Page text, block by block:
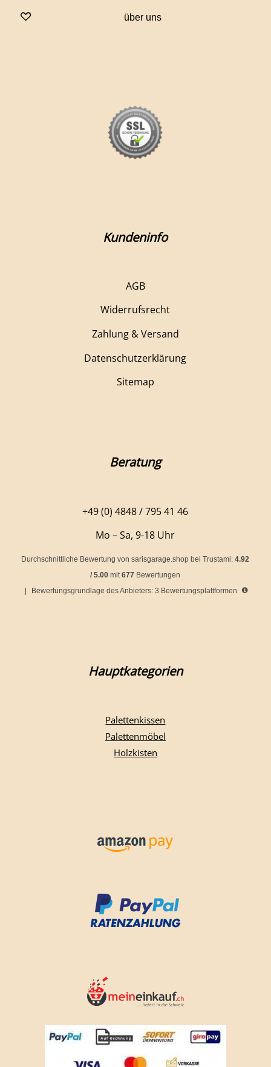
über uns
Kundeninfo
AGB
Widerrufsrecht
Zahlung & Versand
Datenschutzerklärung
Sitemap
Beratung
+49 (0) 4848 / 795 41 46
Mo – Sa, 9-18 Uhr
Durchschnittliche Bewertung von sarisgarage.shopbei Trustami:4.92
/5.00 mit677 Bewertungen
|
Bewertungsgrundlage des Anbieters: 3 Bewertungsplattformen
Hauptkategorien
Palettenkissen
Palettenmöbel
Holzkisten